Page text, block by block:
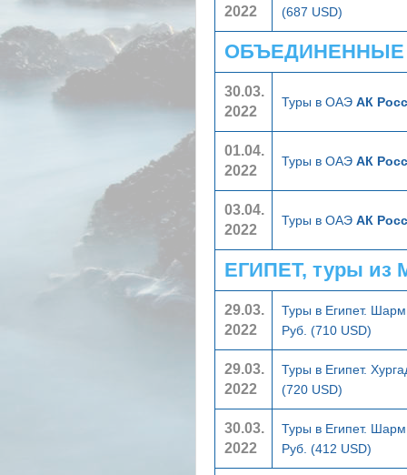
2022
(687 USD)
ОБЪЕДИНЕННЫЕ
30.03.
2022
Туры в ОАЭ АК
01.04.
2022
Туры в ОАЭ АК
03.04.
2022
Туры в ОАЭ АК
ЕГИПЕТ, туры из
29.03.
2022
Туры в Египет.
Руб. (710 USD)
29.03.
2022
Туры в Египет.
(720 USD)
30.03.
2022
Туры в Египет.
Руб. (412 USD)